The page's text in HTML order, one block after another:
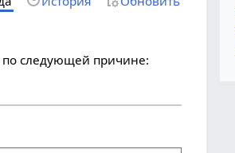
по следующей причине: